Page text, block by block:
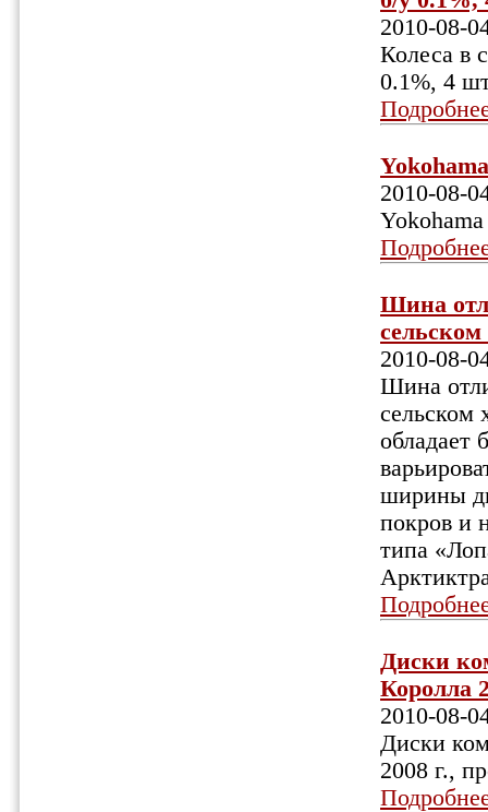
2010-08-
Колеса в
0.1%, 4
2010-08-
Шина
2010-08-
Шина
сельском
обладает
ширины
покров и
типа
Диски
Королла
2010-08-
Диски
2008 г.,